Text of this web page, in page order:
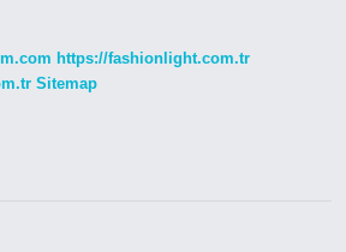
https://fashionlight.com.tr
Sitemap